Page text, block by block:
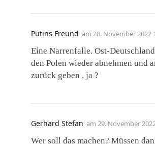
Putins Freund am 28. November 2022
Eine Narrenfalle. Ost-
den Polen wieder abnehmen und
zurück geben , ja ?
Gerhard Stefan am 29. November
Wer soll das machen? Müssen